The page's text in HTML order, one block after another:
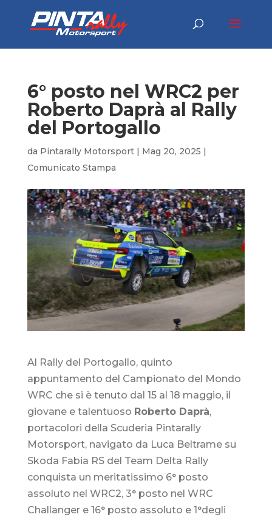
6° posto nel WRC2 per
Roberto Daprà al Rally
del Portogallo
da Pintarally Motorsport| Mag 20, 2025 |
Comunicato Stampa
Al Rally del Portogallo, quinto
appuntamento del Campionato del Mondo
WRC che si è tenuto dal 15 al 18 maggio, il
giovane e talentuoso Roberto Daprà,
portacolori della Scuderia Pintarally
Motorsport, navigato da Luca Beltrame su
Skoda Fabia RS del Team Delta Rally
conquista un meritatissimo 6° posto
assoluto nel WRC2, 3° posto nel WRC
Challanger e 16° posto assoluto e 1°degli